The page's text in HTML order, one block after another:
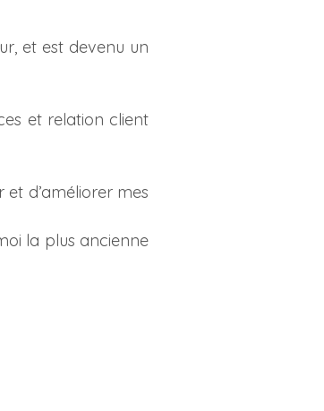
et est devenu un
et relation client
d’améliorer mes
la plus ancienne